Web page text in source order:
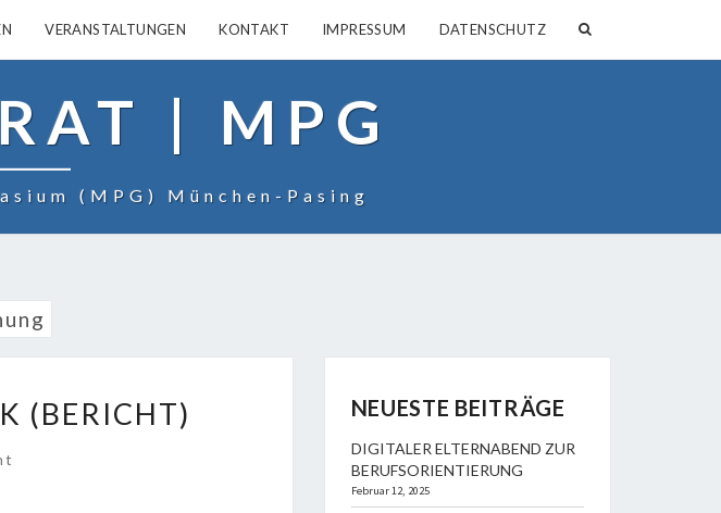
VERANSTALTUNGEN KONTAKT IMPRESSUM DATENSCHUTZ
SEARCH
| MPG
(MPG) München-Pasing
(BERICHT) NEUESTE BEITRÄGE
DIGITALER ELTERNABEND ZUR
BERUFSORIENTIERUNG
Februar 12, 2025